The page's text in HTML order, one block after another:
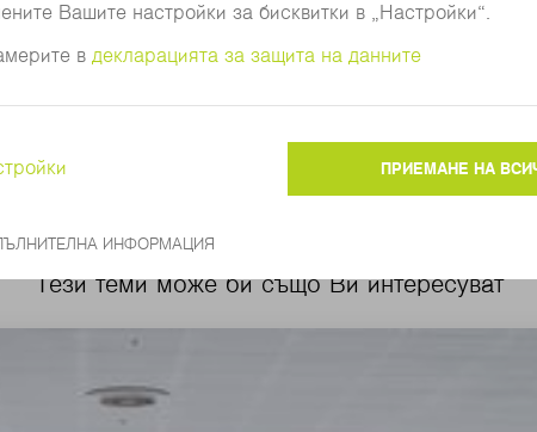
Тези теми може би също Ви интересуват